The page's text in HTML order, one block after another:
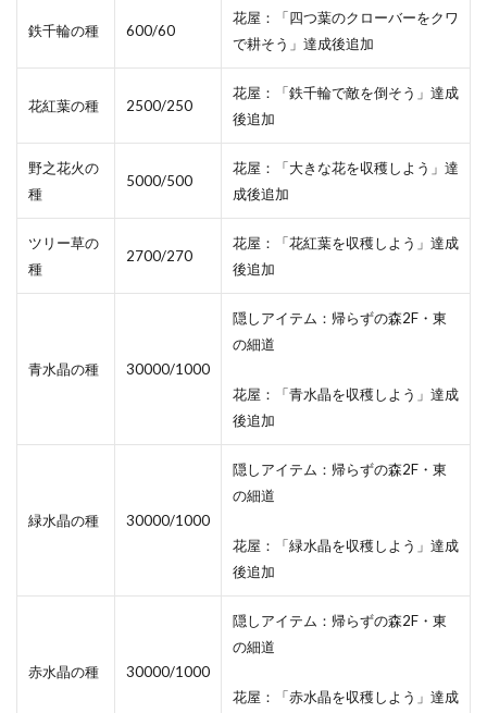
鉄千輪の種 600/60
花屋：「四つ葉のクローバーをクワ
で耕そう」達成後追加
花紅葉の種 2500/250
花屋：「鉄千輪で敵を倒そう」達成
後追加
野之花火の
種
5000/500
花屋：「大きな花を収穫しよう」達
成後追加
ツリー草の
種
2700/270
花屋：「花紅葉を収穫しよう」達成
後追加
青水晶の種 30000/1000
隠しアイテム：帰らずの森2F・東
の細道
花屋：「青水晶を収穫しよう」達成
後追加
緑水晶の種 30000/1000
隠しアイテム：帰らずの森2F・東
の細道
花屋：「緑水晶を収穫しよう」達成
後追加
赤水晶の種 30000/1000
隠しアイテム：帰らずの森2F・東
の細道
花屋：「赤水晶を収穫しよう」達成